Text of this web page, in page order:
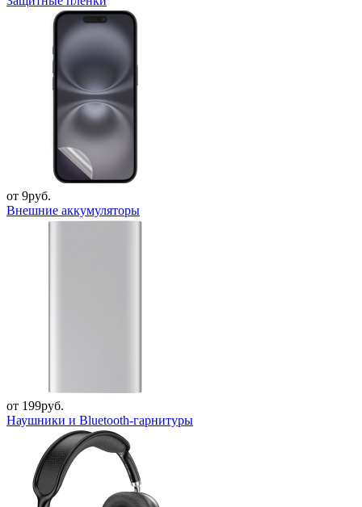
от 9руб.
Внешние аккумуляторы
от 199руб.
Наушники и Bluetooth-гарнитуры